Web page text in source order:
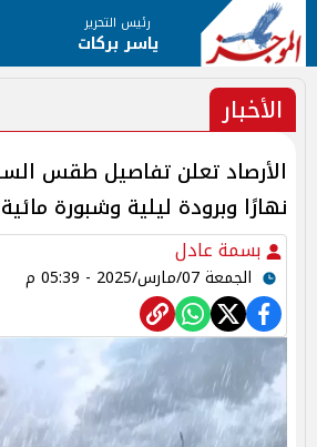
رئيس التحرير
ياسر بركات
الأخبار
الأرصاد تعلن تفاصيل طقس
نهارًا وبرودة ليلية وشبورة مائية
بسمة عادل
الجمعة 07/مارس/2025 - 05:39 م